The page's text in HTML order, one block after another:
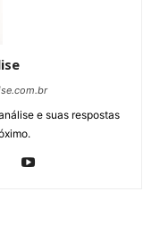
e suas respostas